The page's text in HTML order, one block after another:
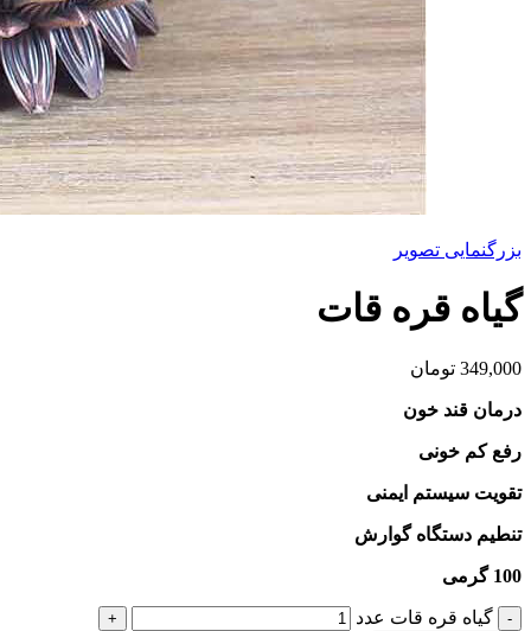
بزرگنمایی تصویر
گیاه قره قات
349,000 تومان
درمان قند خون
رفع کم خونی
تقویت سیستم ایمنی
تنطیم دستگاه گوارش
100 گرمی
- گیاه قره قات عدد
+